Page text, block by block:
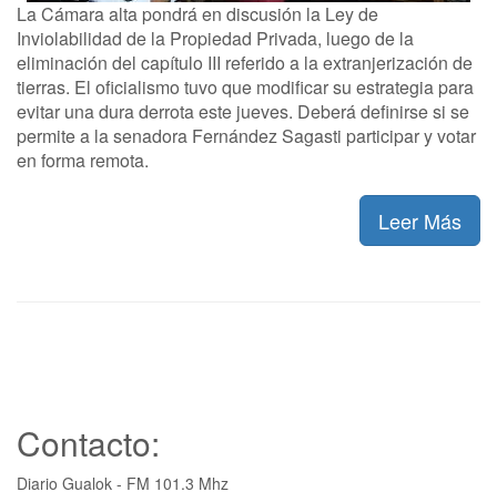
La Cámara alta pondrá en discusión la Ley de
Inviolabilidad de la Propiedad Privada, luego de la
eliminación del capítulo III referido a la extranjerización de
tierras. El oficialismo tuvo que modificar su estrategia para
evitar una dura derrota este jueves. Deberá definirse si se
permite a la senadora Fernández Sagasti participar y votar
en forma remota.
Leer Más
Contacto:
Diario Gualok - FM 101.3 Mhz